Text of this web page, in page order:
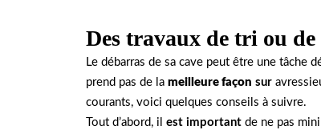
Des travaux de tri ou de
Le débarras de sa cave peut être une tâche
prend pas de la meilleure façon sur
courants, voici quelques conseils à suivre.
Tout d’abord, il est important de ne pas